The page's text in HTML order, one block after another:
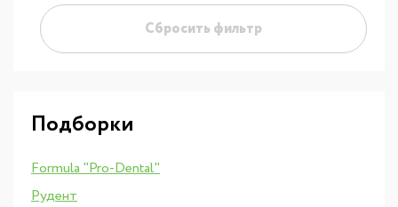
Сбросить фильтр
Подборки
Formula "Pro-Dental"
Рудент